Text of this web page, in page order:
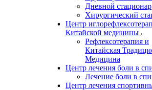
Дневной стационар
Хирургический
Центр
Китайской медицины
Рефлексотерапия и
Китайская
Медицина
Центр лечения боли в
Лечение боли в
Центр лечения